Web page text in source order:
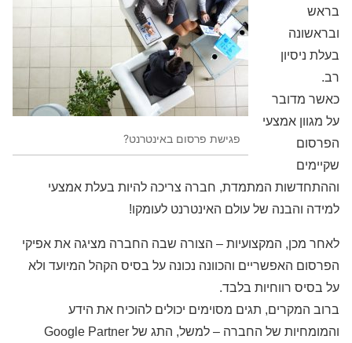
פגישת פרסום באינטרנט?
בראש
ובראשונה
בעלת ניסיון
רב.
כאשר מדובר
על מגוון אמצעי
הפרסום
שקיימים
וההתחדשות המתמדת, חברה צריכה להיות בעלת אמצעי
למידה והבנה של עולם האינטרנט לעומקו!
לאחר מכן, המקצועיות – הצורה שבה החברה מציגה את אפיקי
הפרסום האפשריים והכוונה נכונה על בסיס הקהל המיועד ולא
על בסיס רווחיות בלבד.
ברוב המקרים, תגים מסוימים יכולים להוכיח את הידע
והמומחיות של החברה – למשל, התג של Google Partner